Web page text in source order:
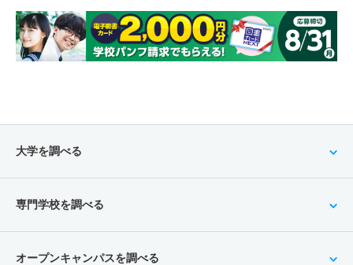
大学を調べる
専門学校を調べる
オープンキャンパスを調べる